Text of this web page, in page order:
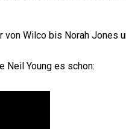
Wilco bis Norah Jones
Neil Young es schon: